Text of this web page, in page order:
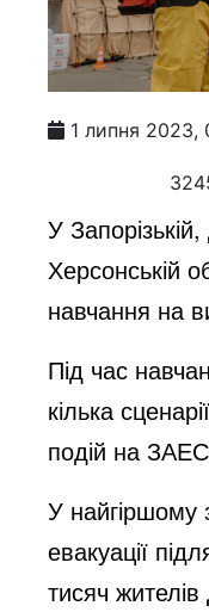
1 липня 2023,
У
Херсонській
навчання на
Під час
кілька
подій на
У найгіршому
евакуації
тисяч